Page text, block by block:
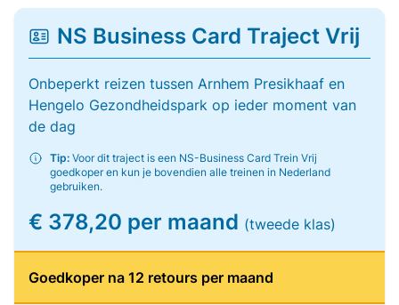
NS Business Card Traject Vrij
Onbeperkt reizen tussen Arnhem Presikhaaf en
Hengelo Gezondheidspark op ieder moment van
de dag
Tip: Voor dit traject is een NS-Business Card Trein Vrij
goedkoper en kun je bovendien alle treinen in Nederland
gebruiken.
€ 378,20 per maand (tweede klas)
Goedkoper na 12 retours per maand